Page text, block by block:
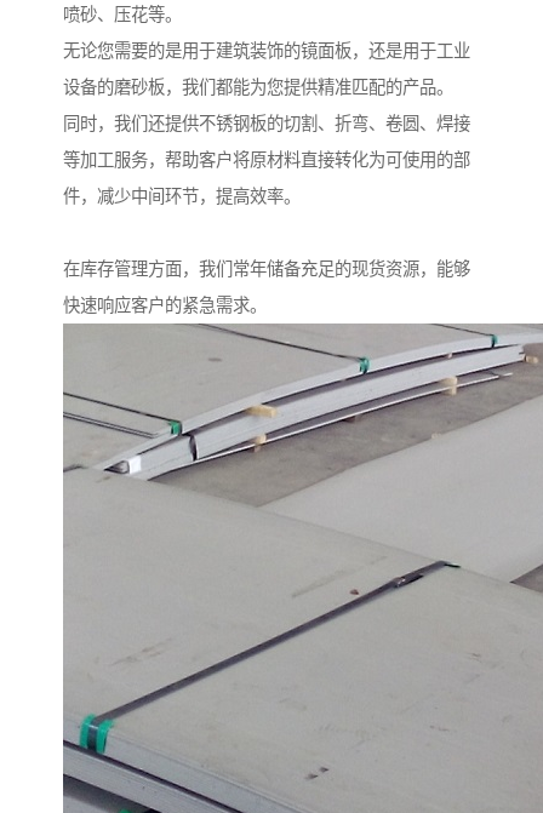
喷砂、压花等。
无论您需要的是用于建筑装饰的镜面板，还是用于工业
设备的磨砂板，我们都能为您提供精准匹配的产品。
同时，我们还提供不锈钢板的切割、折弯、卷圆、焊接
等加工服务，帮助客户将原材料直接转化为可使用的部
件，减少中间环节，提高效率。
在库存管理方面，我们常年储备充足的现货资源，能够
快速响应客户的紧急需求。